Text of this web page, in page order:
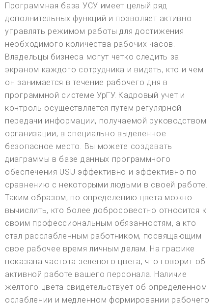
Программная база УСУ имеет целый ряд
дополнительных функций и позволяет активно
управлять режимом работы для достижения
необходимого количества рабочих часов.
Владельцы бизнеса могут четко следить за
экраном каждого сотрудника и видеть, кто и чем
он занимается в течение рабочего дня в
программной системе УрГУ. Кадровый учет и
контроль осуществляется путем регулярной
передачи информации, получаемой руководством
организации, в специально выделенное
безопасное место. Вы можете создавать
диаграммы в базе данных программного
обеспечения USU эффективно и эффективно по
сравнению с некоторыми людьми в своей работе.
Таким образом, по определению цвета можно
вычислить, кто более добросовестно относится к
своим профессиональным обязанностям, а кто
стал расслабленным работником, посвящающим
свое рабочее время личным делам. На графике
показана частота зеленого цвета, что говорит об
активной работе вашего персонала. Наличие
желтого цвета свидетельствует об определенном
ослаблении и медленном формировании рабочего